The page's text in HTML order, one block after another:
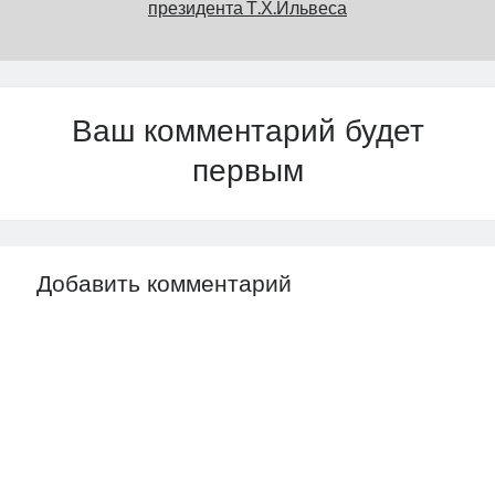
президента Т.Х.Ильвеса
Ваш комментарий будет
первым
Добавить комментарий